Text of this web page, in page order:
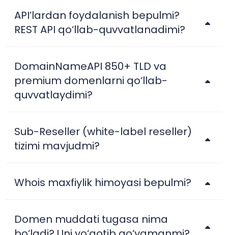
API’lardan foydalanish bepulmi?
REST API qo‘llab-quvvatlanadimi?
DomainNameAPI 850+ TLD va
premium domenlarni qo‘llab-
quvvatlaydimi?
Sub-Reseller (white-label reseller)
tizimi mavjudmi?
Whois maxfiylik himoyasi bepulmi?
Domen muddati tugasa nima